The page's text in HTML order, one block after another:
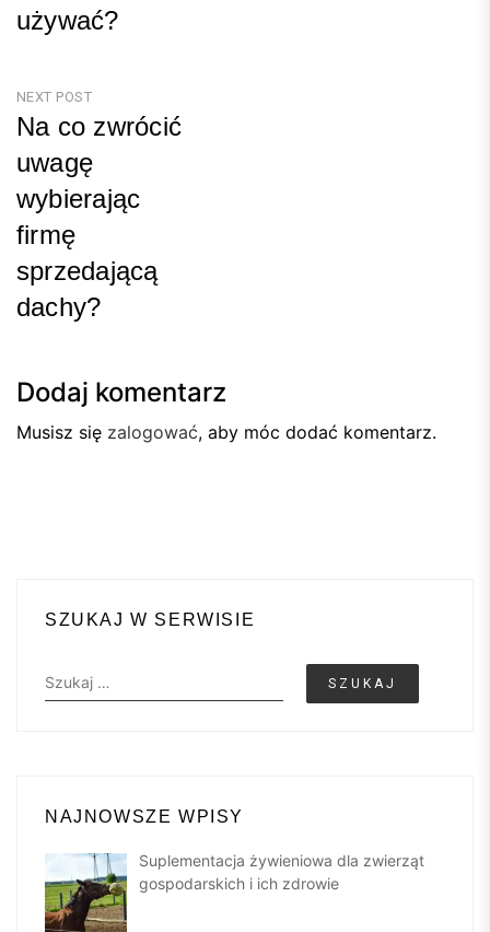
używać?
NEXT POST
Na co zwrócić
uwagę
wybierając
firmę
sprzedającą
dachy?
Dodaj komentarz
Musisz się zalogować, aby móc dodać komentarz.
SZUKAJ W SERWISIE
Szukaj:
NAJNOWSZE WPISY
Suplementacja żywieniowa dla zwierząt
gospodarskich i ich zdrowie